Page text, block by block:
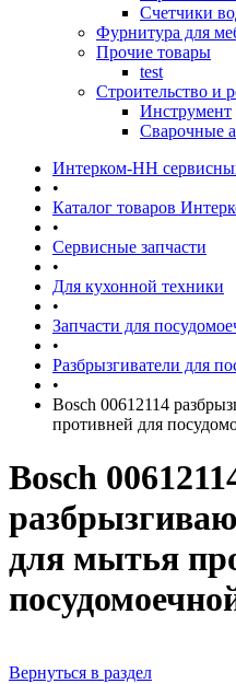
Счетчики
Фурнитура для
Прочие товары
test
Строительство и
Инструмент
Сварочные
Интерком-НН
•
Каталог товаров
•
Сервисные запчасти
•
Для кухонной техники
•
Запчасти для
•
Разбрызгиватели для
•
Bosch 00612114
противней для
Bosch
для мытья
Вернуться в раздел